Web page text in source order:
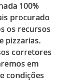
100%
procurado
os recursos
pizzarias.
corretores
em
condições